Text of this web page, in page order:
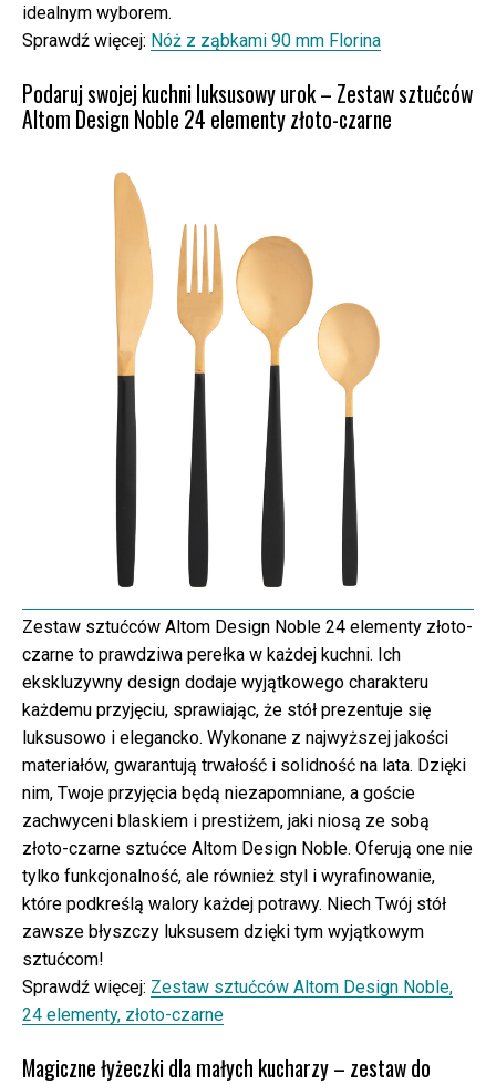
idealnym wyborem.
Sprawdź więcej: Nóż z ząbkami 90 mm Florina
Podaruj swojej kuchni luksusowy urok – Zestaw sztućców
Altom Design Noble 24 elementy złoto-czarne
Zestaw sztućców Altom Design Noble 24 elementy złoto-
czarne to prawdziwa perełka w każdej kuchni. Ich
ekskluzywny design dodaje wyjątkowego charakteru
każdemu przyjęciu, sprawiając, że stół prezentuje się
luksusowo i elegancko. Wykonane z najwyższej jakości
materiałów, gwarantują trwałość i solidność na lata. Dzięki
nim, Twoje przyjęcia będą niezapomniane, a goście
zachwyceni blaskiem i prestiżem, jaki niosą ze sobą
złoto-czarne sztućce Altom Design Noble. Oferują one nie
tylko funkcjonalność, ale również styl i wyrafinowanie,
które podkreślą walory każdej potrawy. Niech Twój stół
zawsze błyszczy luksusem dzięki tym wyjątkowym
sztućcom!
Sprawdź więcej: Zestaw sztućców Altom Design Noble,
24 elementy, złoto-czarne
Magiczne łyżeczki dla małych kucharzy – zestaw do